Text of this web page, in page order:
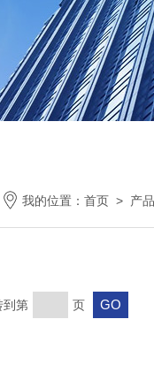
我的位置： 首页 > 产
第 页